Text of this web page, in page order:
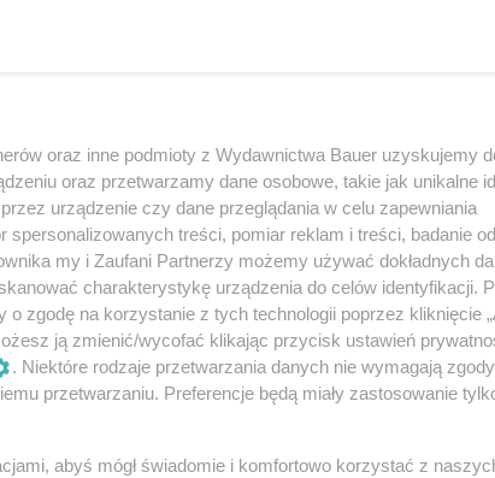
dobrze znanych porzekadłach?
niektórzy uważają, że
charakterze.
oczy? Być może jest to jedynie
cechy powtarzają się w wielu
oraz inne podmioty z Wydawnictwa Bauer uzyskujemy
oraz przetwarzamy dane osobowe, takie jak unikalne
urządzenie czy dane przeglądania w celu zapewniania
spersonalizowanych treści, pomiar reklam i treści, badanie
my i Zaufani Partnerzy możemy używać dokładnych
charakterystykę urządzenia do celów identyfikacji.
zgodę na korzystanie z tych technologii poprzez kliknięcie
ją zmienić/wycofać klikając przycisk ustawień
. Niektóre rodzaje przetwarzania danych nie wymagają
przetwarzaniu. Preferencje będą miały zastosowanie
abyś mógł świadomie i komfortowo korzystać z